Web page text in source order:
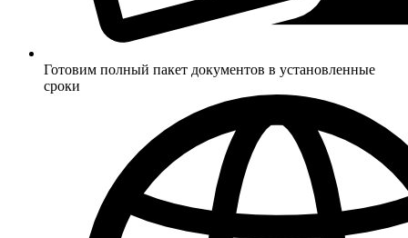
Готовим полный пакет документов в установленные
сроки